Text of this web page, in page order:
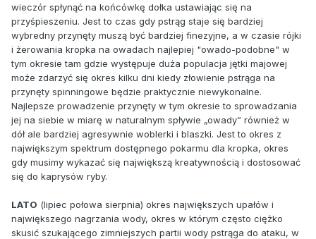
wieczór spłynąć na końcówkę dołka ustawiając się na
przyśpieszeniu. Jest to czas gdy pstrąg staje się bardziej
wybredny przynęty muszą być bardziej finezyjne, a w czasie rójki
i żerowania kropka na owadach najlepiej "owado-podobne" w
tym okresie tam gdzie występuje duża populacja jętki majowej
może zdarzyć się okres kilku dni kiedy złowienie pstrąga na
przynęty spinningowe będzie praktycznie niewykonalne.
Najlepsze prowadzenie przynęty w tym okresie to sprowadzania
jej na siebie w miarę w naturalnym spływie „owady” również w
dół ale bardziej agresywnie woblerki i blaszki. Jest to okres z
największym spektrum dostępnego pokarmu dla kropka, okres
gdy musimy wykazać się największą kreatywnością i dostosować
się do kaprysów ryby.
LATO (lipiec połowa sierpnia) okres największych upałów i
największego nagrzania wody, okres w którym często ciężko
skusić szukającego zimniejszych partii wody pstrąga do ataku, w